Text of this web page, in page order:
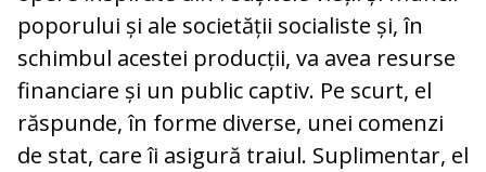
poporului și ale societății socialiste și, în
schimbul acestei producții, va avea resurse
financiare și un public captiv. Pe scurt, el
răspunde, în forme diverse, unei comenzi
de stat, care îi asigură traiul. Suplimentar, el